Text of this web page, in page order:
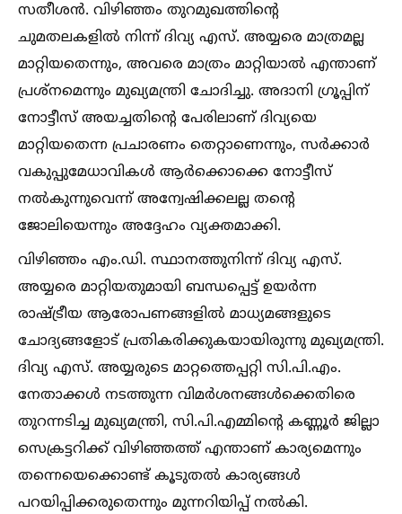
സതീശന്‍. വിഴിഞ്ഞം തുറമുഖത്തിന്റെ
ചുമതലകളില്‍ നിന്ന് ദിവ്യ എസ്. അയ്യരെ മാത്രമല്ല
മാറ്റിയതെന്നും, അവരെ മാത്രം മാറ്റിയാല്‍ എന്താണ്
പ്രശ്‌നമെന്നും മുഖ്യമന്ത്രി ചോദിച്ചു. അദാനി ഗ്രൂപ്പിന്
നോട്ടീസ് അയച്ചതിന്റെ പേരിലാണ് ദിവ്യയെ
മാറ്റിയതെന്ന പ്രചാരണം തെറ്റാണെന്നും, സര്‍ക്കാര്‍
വകുപ്പുമേധാവികള്‍ ആര്‍ക്കൊക്കെ നോട്ടീസ്
നല്‍കുന്നുവെന്ന് അന്വേഷിക്കലല്ല തന്റെ
ജോലിയെന്നും അദ്ദേഹം വ്യക്തമാക്കി.
വിഴിഞ്ഞം എം.ഡി. സ്ഥാനത്തുനിന്ന് ദിവ്യ എസ്.
അയ്യരെ മാറ്റിയതുമായി ബന്ധപ്പെട്ട് ഉയര്‍ന്ന
രാഷ്ട്രീയ ആരോപണങ്ങളില്‍ മാധ്യമങ്ങളുടെ
ചോദ്യങ്ങളോട് പ്രതികരിക്കുകയായിരുന്നു മുഖ്യമന്ത്രി.
ദിവ്യ എസ്. അയ്യരുടെ മാറ്റത്തെപ്പറ്റി സി.പി.എം.
നേതാക്കള്‍ നടത്തുന്ന വിമര്‍ശനങ്ങള്‍ക്കെതിരെ
തുറന്നടിച്ച മുഖ്യമന്ത്രി, സി.പി.എമ്മിന്റെ കണ്ണൂര്‍ ജില്ലാ
സെക്രട്ടറിക്ക് വിഴിഞ്ഞത്ത് എന്താണ് കാര്യമെന്നും
തന്നെയെക്കൊണ്ട് കൂടുതല്‍ കാര്യങ്ങള്‍
പറയിപ്പിക്കരുതെന്നും മുന്നറിയിപ്പ് നല്‍കി.